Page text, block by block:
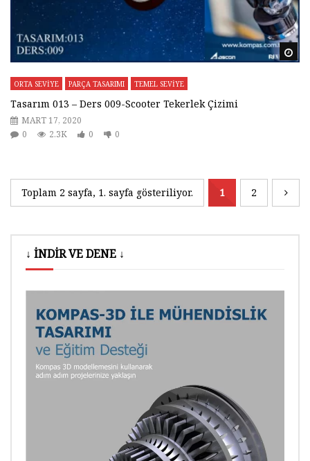
ORTA SEVİYE PARÇA TASARIMI TEMEL SEVİYE
Tasarım 013 – Ders 009-Scooter Tekerlek Çizimi
MART 17, 2020
0
2.3K 0 0
Toplam 2 sayfa, 1. sayfa gösteriliyor. 1 2
↓ İNDİR VE DENE ↓